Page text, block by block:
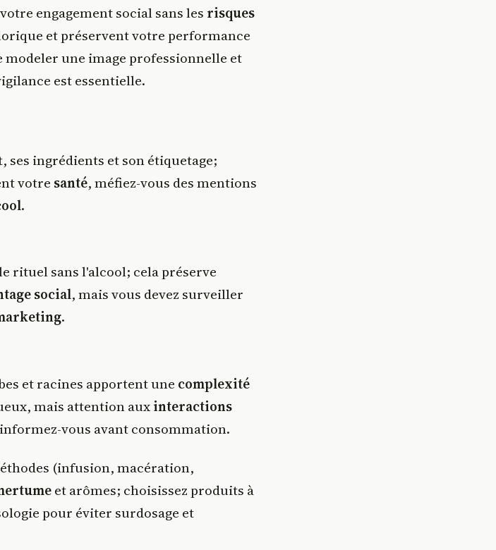
engagement social sans les risques
et préservent votre performance
une image professionnelle et
est essentielle.
ses ingrédients et son étiquetage;
votre santé, méfiez-vous des mentions
.
rituel sans l'alcool; cela préserve
social, mais vous devez surveiller
.
et racines apportent une complexité
mais attention auxinteractions
vous avant consommation.
(infusion, macération,
et arômes; choisissez produits à
pour éviter surdosage et